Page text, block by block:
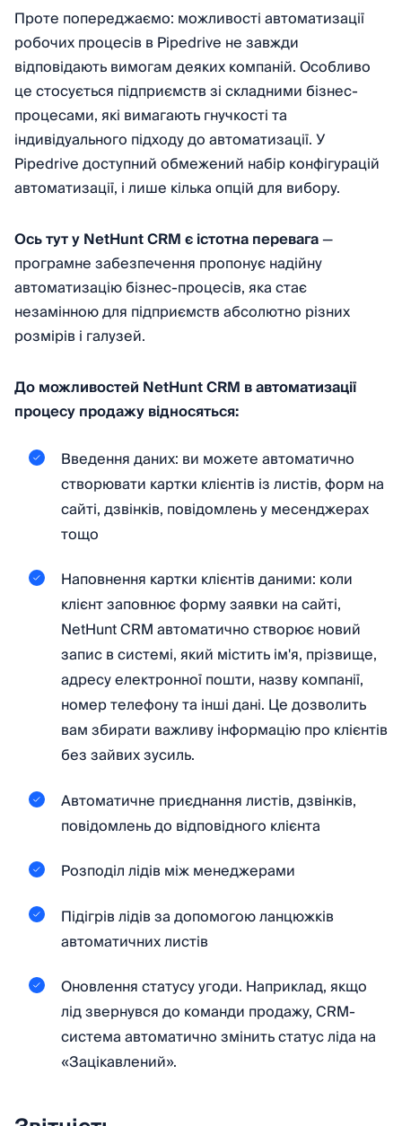
Проте попереджаємо: можливості автоматизації
робочих процесів в Pipedrive не завжди
відповідають вимогам деяких компаній. Особливо
це стосується підприємств зі складними бізнес-
процесами, які вимагають гнучкості та
індивідуального підходу до автоматизації. У
Pipedrive доступний обмежений набір конфігурацій
автоматизації, і лише кілька опцій для вибору.
Ось тут у NetHunt CRM є істотна перевага—
програмне забезпечення пропонує надійну
автоматизацію бізнес-процесів, яка стає
незамінною для підприємств абсолютно різних
розмірів і галузей.
До можливостей NetHunt CRM в автоматизації
процесу продажу відносяться:
Введення даних: ви можете автоматично
створювати картки клієнтів із листів, форм на
сайті, дзвінків, повідомлень у месенджерах
тощо
Наповнення картки клієнтів даними: коли
клієнт заповнює форму заявки на сайті,
NetHunt CRM автоматично створює новий
запис в системі, який містить ім'я, прізвище,
адресу електронної пошти, назву компанії,
номер телефону та інші дані. Це дозволить
вам збирати важливу інформацію про клієнтів
без зайвих зусиль.
Автоматичне приєднання листів, дзвінків,
повідомлень до відповідного клієнта
Розподіл лідів між менеджерами
Підігрів лідів за допомогою ланцюжків
автоматичних листів
Оновлення статусу угоди. Наприклад, якщо
лід звернувся до команди продажу, CRM-
система автоматично змінить статус ліда на
«Зацікавлений».